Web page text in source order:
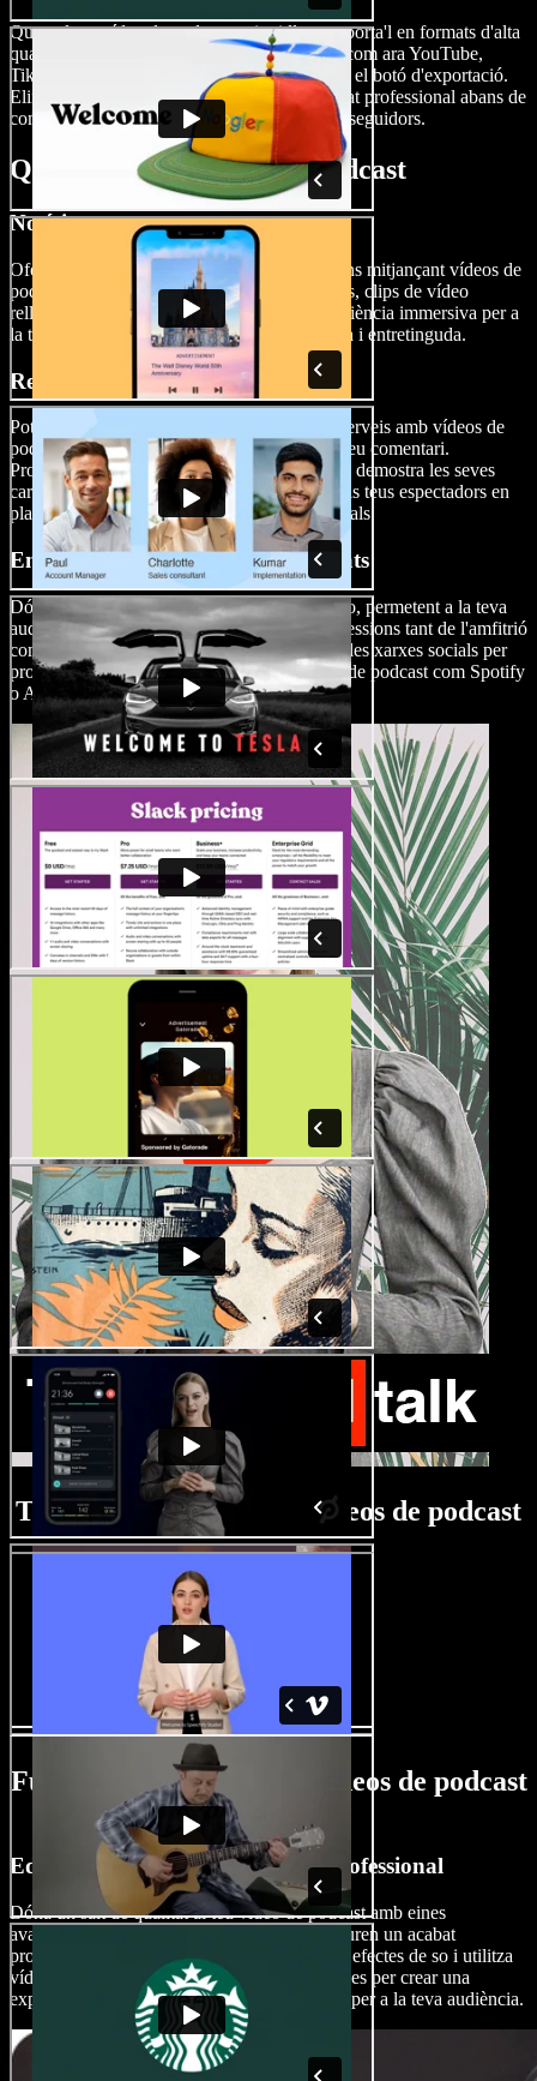
Quan el teu vídeo de podcast estigui llest, exporta'l en formats d'alta
qualitat adequats per a diverses plataformes, com ara YouTube,
TikTok, Reels i altres xarxes socials, prement el botó d'exportació.
Elimina marques d'aigua i assegura't un acabat professional abans de
compartir el teu contingut amb subscriptors i seguidors.
Quan utilitzar vídeos de podcast
Notícies
Ofereix notícies d'última hora o actualitzacions mitjançant vídeos de
podcast visuals i atractius. Utilitza animacions, clips de vídeo
rellevants i àudio d'estudi per crear una experiència immersiva per a
la teva audiència, i així mantenir-la informada i entretinguda.
Ressenyes
Potencia les teves ressenyes de productes o serveis amb vídeos de
podcast, mostrant imatges juntament amb el teu comentari.
Proporciona una visió completa del producte, demostra les seves
característiques i crea contingut atractiu per als teus espectadors en
plataformes com YouTube i altres xarxes socials.
Entrevistes i participacions d'invitats
Dóna vida a les teves entrevistes amb el vídeo, permetent a la teva
audiència connectar amb les emocions i expressions tant de l'amfitrió
com dels convidats. Comparteix fragments a les xarxes socials per
promocionar l'episodi complet a plataformes de podcast com Spotify
o Apple Podcasts.
Tutorial del creador de vídeos de podcast
Funcions del creador de vídeos de podcast
amb IA
Edita vídeos de podcast com un professional
Dóna un salt de qualitat al teu vídeo de podcast amb eines
avançades d'edició d'àudio i vídeo que asseguren un acabat
professional. Elimina sorolls de fons, afegeix efectes de so i utilitza
vídeos lliures de drets, música de fons i imatges per crear una
experiència audiovisual amb qualitat d'estudi per a la teva audiència.